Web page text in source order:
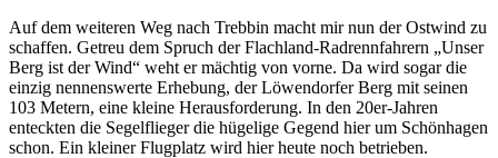
Auf dem weiteren Weg nach Trebbin macht mir nun der Ostwind zu
schaffen. Getreu dem Spruch der Flachland-Radrennfahrern „Unser
Berg ist der Wind“ weht er mächtig von vorne. Da wird sogar die
einzig nennenswerte Erhebung, der Löwendorfer Berg mit seinen
103 Metern, eine kleine Herausforderung. In den 20er-Jahren
enteckten die Segelflieger die hügelige Gegend hier um Schönhagen
schon. Ein kleiner Flugplatz wird hier heute noch betrieben.